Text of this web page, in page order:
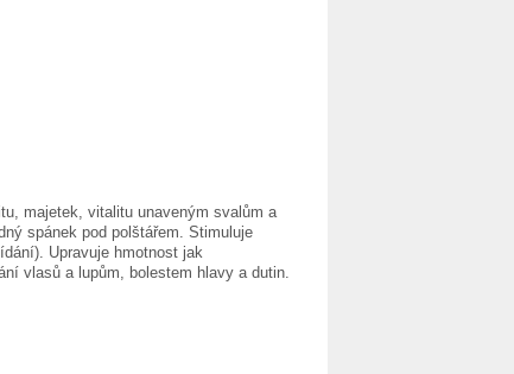
majetek, vitalitu unaveným svalům a
spánek pod polštářem. Stimuluje
Upravuje hmotnost jak
vlasů a lupům, bolestem hlavy a dutin.